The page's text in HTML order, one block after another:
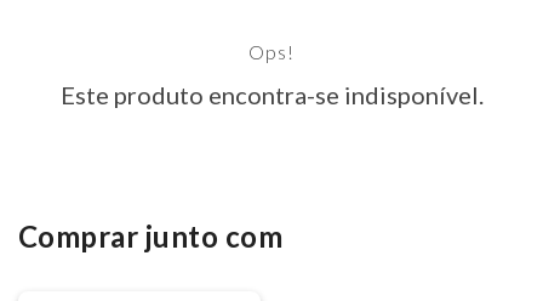
Ops!
Este produto encontra-se indisponível.
Comprar junto com